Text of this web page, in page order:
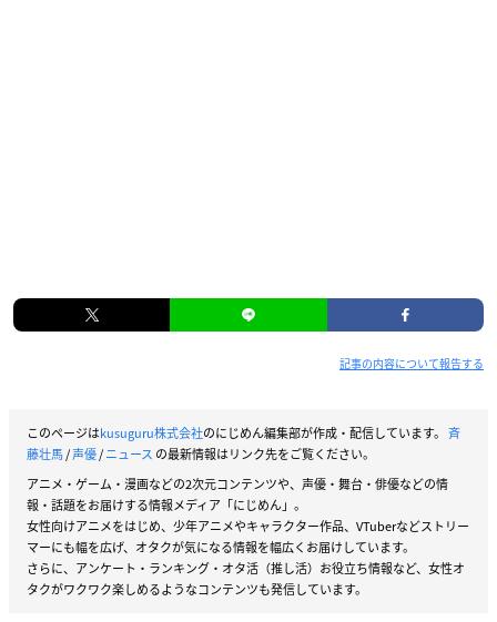
記事の内容について報告する
このページはkusuguru株式会社のにじめん編集部が作成・配信しています。 斉
藤壮馬/声優/ニュース の最新情報はリンク先をご覧ください。
アニメ・ゲーム・漫画などの2次元コンテンツや、声優・舞台・俳優などの情
報・話題をお届けする情報メディア「にじめん」。
女性向けアニメをはじめ、少年アニメやキャラクター作品、VTuberなどストリー
マーにも幅を広げ、オタクが気になる情報を幅広くお届けしています。
さらに、アンケート・ランキング・オタ活（推し活）お役立ち情報など、女性オ
タクがワクワク楽しめるようなコンテンツも発信しています。